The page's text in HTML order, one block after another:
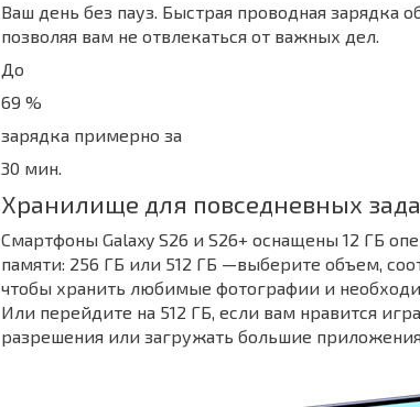
Ваш день без пауз. Быстрая проводная зарядка
позволяя вам не отвлекаться от важных дел.
До
69 %
зарядка примерно за
30 мин.
Хранилище для повседневных
Смартфоны Galaxy S26 и S26+ оснащены 12 ГБ
памяти: 256 ГБ или 512 ГБ —выберите объем,
чтобы хранить любимые фотографии и
Или перейдите на 512 ГБ, если вам нравится
разрешения или загружать большие